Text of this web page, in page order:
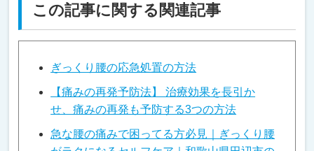
この記事に関する関連記事
ぎっくり腰の応急処置の方法
【痛みの再発予防法】 治療効果を長引か
せ、痛みの再発も予防する3つの方法
急な腰の痛みで困ってる方必見｜ぎっくり腰